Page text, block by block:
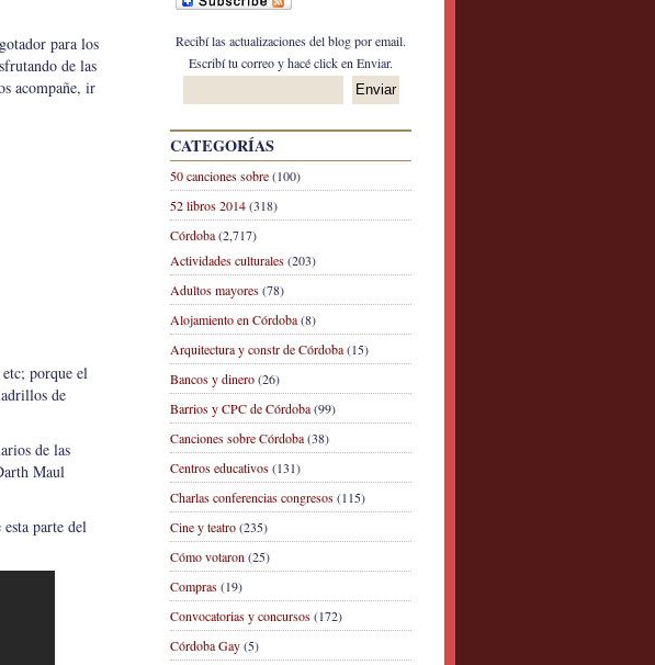
Recibí las actualizaciones del blog por email.
Escribí tu correo y hacé click en Enviar.
CATEGORÍAS
50 canciones sobre(100)
52 libros 2014(318)
Córdoba(2,717)
Actividades culturales(203)
Adultos mayores(78)
Alojamiento en Córdoba(8)
Arquitectura y constr de Córdoba(15)
Bancos y dinero(26)
Barrios y CPC de Córdoba(99)
Canciones sobre Córdoba(38)
Centros educativos(131)
Charlas conferencias congresos(115)
Cine y teatro(235)
Cómo votaron (25)
Compras(19)
Convocatorias y concursos(172)
Córdoba Gay(5)
para los
de las
acompañe, ir
porque el
de
de las
Maul
parte del